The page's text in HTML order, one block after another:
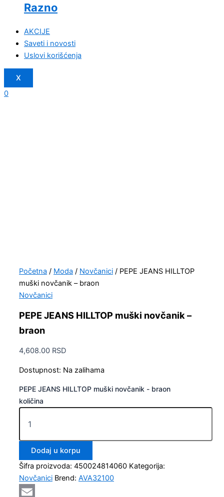
Razno
AKCIJE
Saveti i novosti
Uslovi korišćenja
X
0
Početna / Moda / Novčanici / PEPE JEANS HILLTOP
muški novčanik – braon
Novčanici
PEPE JEANS HILLTOP muški novčanik –
braon
4,608.00 RSD
Dostupnost: Na zalihama
PEPE JEANS HILLTOP muški novčanik - braon
količina
Dodaj u korpu
Šifra proizvoda: 450024814060 Kategorija:
Novčanici Brend: AVA32100